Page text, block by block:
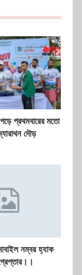
প্রথমবারের মতো
দৌড়
নম্বর হ্যাক